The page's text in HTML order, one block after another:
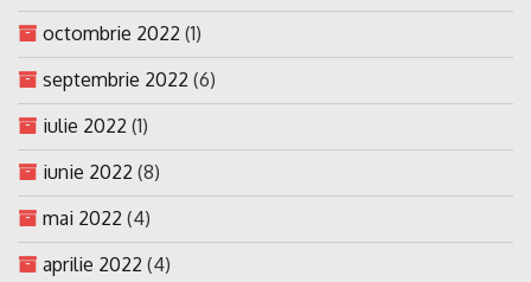
octombrie 2022 (1)
septembrie 2022 (6)
iulie 2022 (1)
iunie 2022 (8)
mai 2022 (4)
aprilie 2022 (4)